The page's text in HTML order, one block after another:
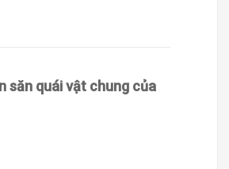
săn quái vật chung của